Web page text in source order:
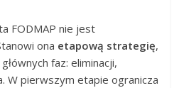
FODMAP nie jest
ona etapową strategię,
faz: eliminacji,
W pierwszym etapie ogranicza